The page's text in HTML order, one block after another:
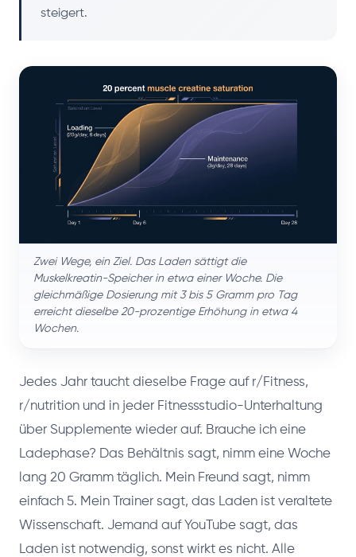
steigert.
Zwei Wege, ein Ziel. Das Laden sättigt die
Muskelkreatin-Speicher in etwa einer Woche. Die
gleichmäßige Dosierung mit 3 bis 5 Gramm pro Tag
erreicht dieselbe 20-prozentige Erhöhung in etwa 4
Wochen.
Jedes Jahr taucht dieselbe Frage auf r/Fitness,
r/nutrition und in jeder Fitnessstudio-Unterhaltung
über Supplemente wieder auf. Brauche ich eine
Ladephase? Das Behältnis sagt, nimm eine Woche
lang 20 Gramm täglich. Mein Freund sagt, nimm
einfach 5. Mein Trainer sagt, das Laden ist veraltete
Wissenschaft. Jemand auf YouTube sagt, das
Laden ist notwendig, sonst wirkt es nicht. Alle